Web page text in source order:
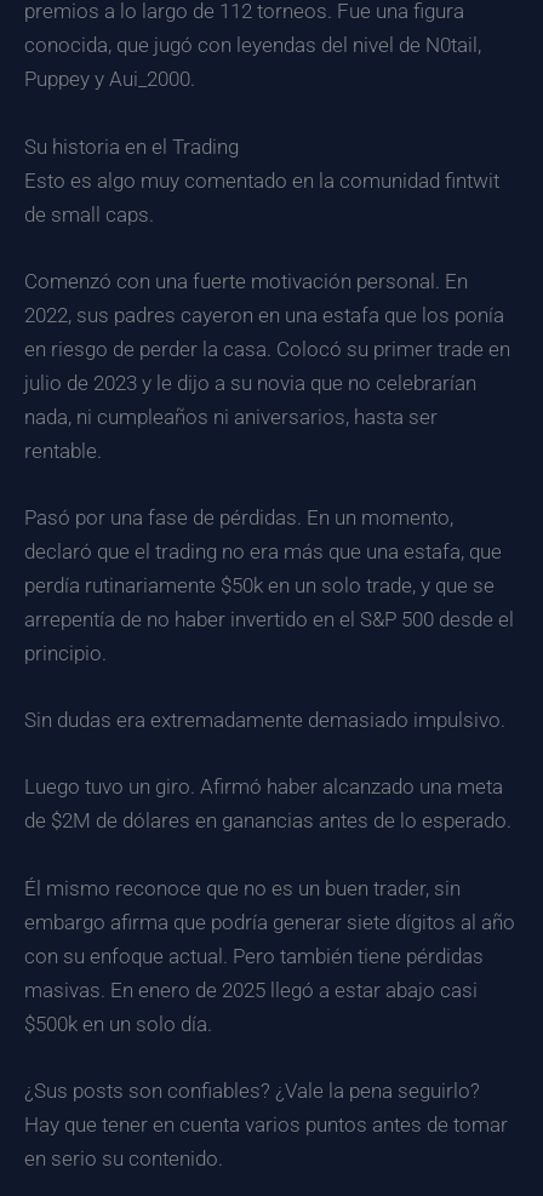
premios a lo largo de 112 torneos. Fue una figura
conocida, que jugó con leyendas del nivel de N0tail,
Puppey y Aui_2000.
Su historia en el Trading
Esto es algo muy comentado en la comunidad fintwit
de small caps.
Comenzó con una fuerte motivación personal. En
2022, sus padres cayeron en una estafa que los ponía
en riesgo de perder la casa. Colocó su primer trade en
julio de 2023 y le dijo a su novia que no celebrarían
nada, ni cumpleaños ni aniversarios, hasta ser
rentable.
Pasó por una fase de pérdidas. En un momento,
declaró que el trading no era más que una estafa, que
perdía rutinariamente $50k en un solo trade, y que se
arrepentía de no haber invertido en el S&P 500 desde el
principio.
Sin dudas era extremadamente demasiado impulsivo.
Luego tuvo un giro. Afirmó haber alcanzado una meta
de $2M de dólares en ganancias antes de lo esperado.
Él mismo reconoce que no es un buen trader, sin
embargo afirma que podría generar siete dígitos al año
con su enfoque actual. Pero también tiene pérdidas
masivas. En enero de 2025 llegó a estar abajo casi
$500k en un solo día.
¿Sus posts son confiables? ¿Vale la pena seguirlo?
Hay que tener en cuenta varios puntos antes de tomar
en serio su contenido.